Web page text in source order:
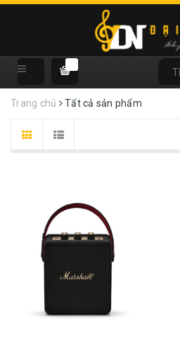
Trang chủ Tất cả sản phẩm